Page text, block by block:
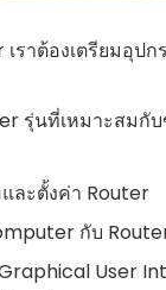
เราต้องเตรียมอุ
รุ่นที่เหมาะสมกั
ละตั้งค่า Router
กับ
User